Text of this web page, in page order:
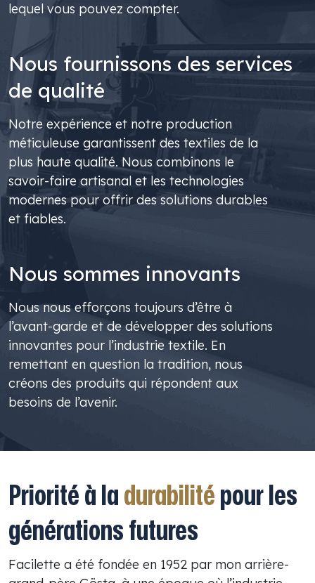
lequel vous pouvez compter.
Nous fournissons des services
de qualité
Notre expérience et notre production
méticuleuse garantissent des textiles de la
plus haute qualité. Nous combinons le
savoir-faire artisanal et les technologies
modernes pour offrir des solutions durables
et fiables.
Nous sommes innovants
Nous nous efforçons toujours d’être à
l’avant-garde et de développer des solutions
innovantes pour l’industrie textile. En
remettant en question la tradition, nous
créons des produits qui répondent aux
besoins de l’avenir.
Priorité à la durabilité pour les
générations futures
Facilette a été fondée en 1952 par mon arrière-